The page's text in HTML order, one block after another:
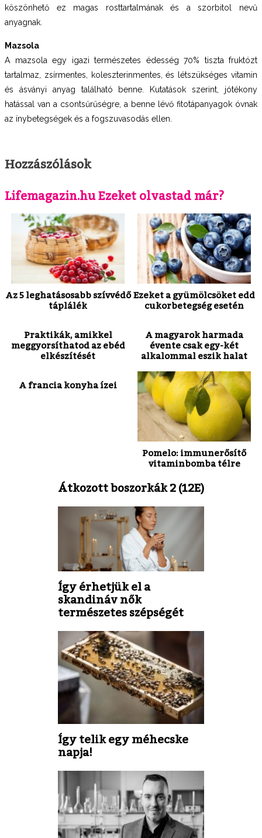
köszönhető ez magas rosttartalmának és a szorbitol nevű
anyagnak.
Mazsola
A mazsola egy igazi természetes édesség 70% tiszta fruktózt
tartalmaz, zsírmentes, koleszterinmentes, és létszükséges vitamin
és ásványi anyag található benne. Kutatások szerint, jótékony
hatással van a csontsűrűségre, a benne lévő fitotápanyagok óvnak
az ínybetegségek és a fogszuvasodás ellen.
Hozzászólások
Lifemagazin.hu Ezeket olvastad már?
Az 5 leghatásosabb szívvédő
táplálék
Ezeket a gyümölcsöket edd
cukorbetegség esetén
Praktikák, amikkel
meggyorsíthatod az ebéd
elkészítését
A magyarok harmada
évente csak egy-két
alkalommal eszik halat
A francia konyha ízei
Pomelo: immunerősítő
vitaminbomba télre
Átkozott boszorkák 2 (12E)
Így érhetjük el a
skandináv nők
természetes szépségét
Így telik egy méhecske
napja!